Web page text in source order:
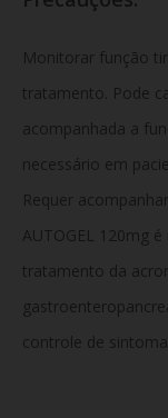
Monitorar função
tratamento. Pode
acompanhada a
necessário em
Requer
AUTOGEL 120mg
tratamento da
controle de